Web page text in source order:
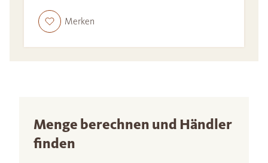
Merken
Menge berechnen und Händler
finden